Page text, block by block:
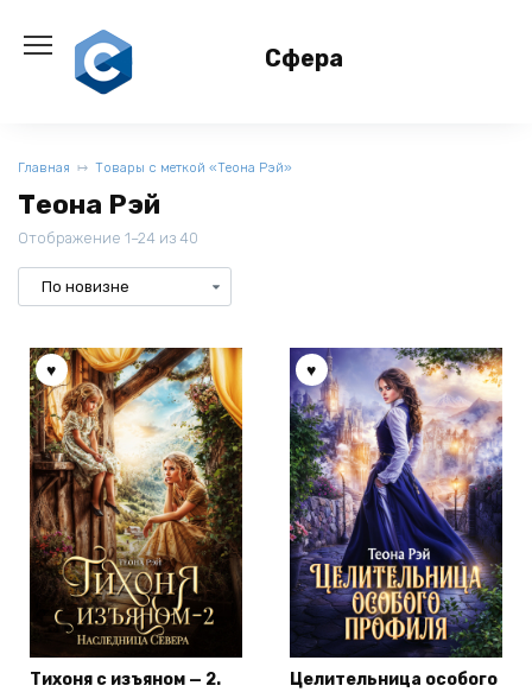
содержанию
Сфера
Главная Товары с меткой «Теона Рэй»
Теона Рэй
Отображение 1–24 из 40
Тихоня с изъяном — 2.
Целительница особого